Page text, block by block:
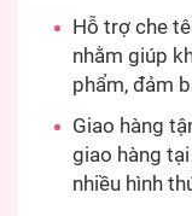
Hỗ trợ che
nhằm giúp
phẩm, đảm
Giao hàng
giao hàng
nhiều hình